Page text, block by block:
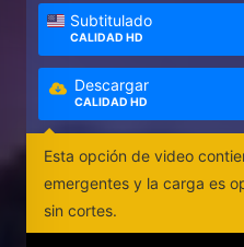
Subtitulado
CALIDAD HD
Descargar
CALIDAD HD
Esta opción de video
emergentes y la carga es
sin cortes.